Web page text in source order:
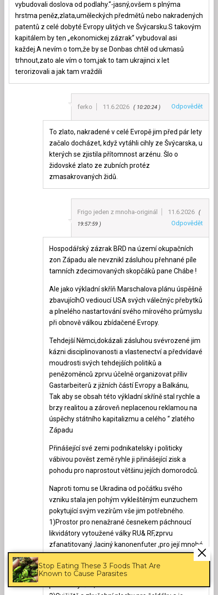
vybudovali doslova od podlahy.“-jasný,ovšem s plnýma
hrstma peněz,zlata,uměleckých předmětů nebo nakradených
patentů z celé dobyté Evropy ulitých ve Švýcarsku.S takovým
kapitálem by ten „ekonomickej zázrak“ vybudoval asi
každej.A nevím o tom,že by se Donbas chtěl od ukmasů
trhnout,zato ale vím o tom,jak to tam ukrajinci x let
terorizovali a jak tam vraždili
ferko 11.6.2026 10:20:24 Odpovědět
To zlato, nakradené v celé Evropě jim před pár lety
začalo docházet, když vytáhli cihly ze Švýcarska, u
kterých se zjistila přítomnost arzénu. Šlo o
židovské zlato ze zubních protéz
zmasakrovaných židů.
Frigo jeden z mnoha-originál 11.6.2026
19:57:59 Odpovědět
Hospodářský zázrak BRD na území okupačních
zon Západu ale nevznikl zásluhou přehnané píle
tamních zdecimovaných skopčáků pane Chábe !
Ale jako výkladní skříň Marschalova plánu úspěšně
zbavujícíhO vedioucí USA svých válečnýc přebytků
a plnelého nastartování svého mírového průmyslu
při obnově válkou zbídačené Evropy.
Tehdejší Němci,dokázali zásluhou svévrozené jim
kázni disciplinovanosti a vlastenectví a předvídavé
moudrosti svých tehdejších politiků a
penězoměnců zprvu účelně organizovat příliv
Gastarbeiterů z jižních částí Evropy a Balkánu,
Tak aby se obsah této výkladní skříně stal rychle a
brzy realitou a zároveň neplacenou reklamou na
úspěchy státního kapitalizmu a celého “ zlatého
Západu
Přinášející své zemi podnikatelsky i politicky
vábivou pověst země ryhle ji přinášející zisk a
pohodu pro naprostout většinu jejích domorodců.
Naproti tomu se Ukradina od počátku svého
vzniku stala jen pohým vykleštěným eunzuchem
pokytující svým vezírům vše jim potřebného.
1)Prostor pro nenažrané česnekem páchnoucí
likvidátory vytoužené války RU& RF,zprvu
zfanatitovaný ,laciný kanonenfuter ,pro její mnohé
fanatické účastníky místo posledního odpočinku.
2)Bonanzou pro domácí či zahraniční zlatokopy s
plánem vytěžit,zavalit.
Stop Eating These 3 Foods That Are
Known to Cause Parasites